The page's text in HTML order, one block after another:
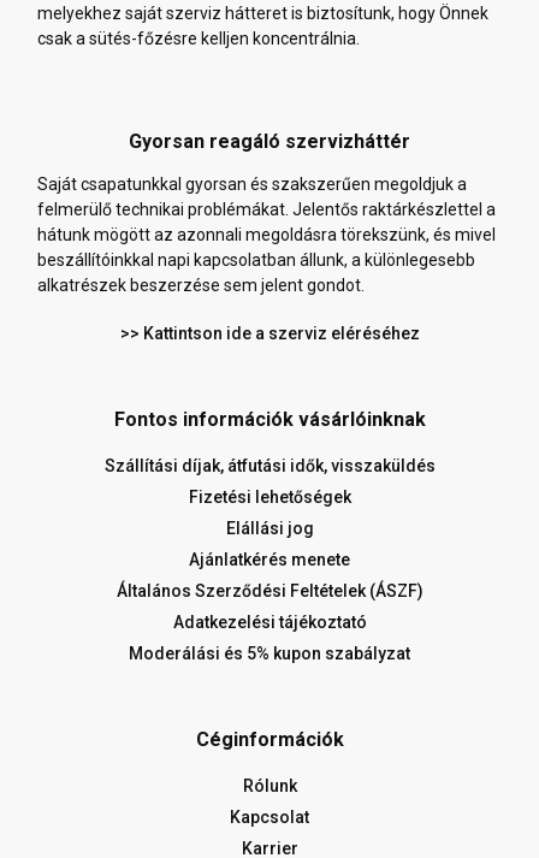
melyekhez saját szerviz hátteret is biztosítunk, hogy Önnek
csak a sütés-főzésre kelljen koncentrálnia.
Gyorsan reagáló szervizháttér
Saját csapatunkkal gyorsan és szakszerűen megoldjuk a
felmerülő technikai problémákat. Jelentős raktárkészlettel a
hátunk mögött az azonnali megoldásra törekszünk, és mivel
beszállítóinkkal napi kapcsolatban állunk, a különlegesebb
alkatrészek beszerzése sem jelent gondot.
>> Kattintson ide a szerviz eléréséhez
Fontos információk vásárlóinknak
Szállítási díjak, átfutási idők, visszaküldés
Fizetési lehetőségek
Elállási jog
Ajánlatkérés menete
Általános Szerződési Feltételek (ÁSZF)
Adatkezelési tájékoztató
Moderálási és 5% kupon szabályzat
Céginformációk
Rólunk
Kapcsolat
Karrier